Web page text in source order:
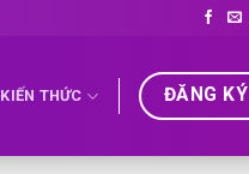
KIẾN THỨC ĐĂNG KÝ